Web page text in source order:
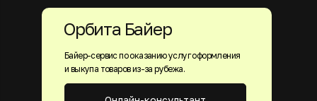
Байер-сервис по оказанию услуг оформления
и выкупа товаров из-за рубежа.
Орбита Байер